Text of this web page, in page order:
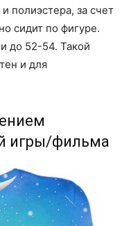
полиэстера, за счет
сидит по фигуре.
до 52-54. Такой
и для
игры/фильма